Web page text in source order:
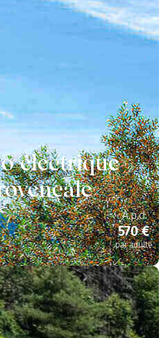
électrique
A.p.d
570 €
par adulte